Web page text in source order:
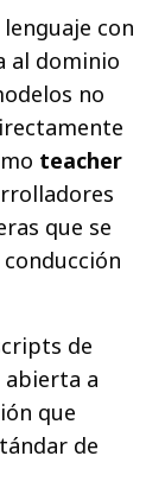
con
al dominio
no
teacher
que se
de
a
que
de